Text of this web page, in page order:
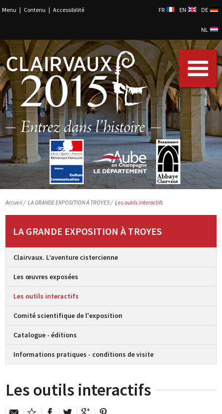
Menu | Contenu | Accessibilité FR EN DE
NL
Accueil/ LA GRANDE EXPOSITION À TROYES / Les outils interactifs
LA GRANDE EXPOSITION À TROYES
Clairvaux. L’aventure cistercienne
Les œuvres exposées
Les outils interactifs
Comité scientifique de l'exposition
Catalogue - éditions
Informations pratiques - conditions de visite
Les outils interactifs